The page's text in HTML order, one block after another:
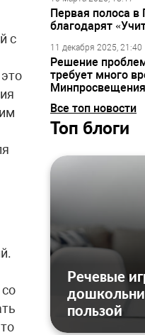
с
Первая полоса в
благодарят
11 декабря 2025, 21:40
Решение
требует много
Минпросвещения
Все топ новости
Топ блоги
Речевые
пользой